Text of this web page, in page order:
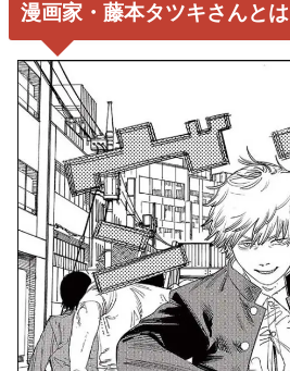
漫画家・藤本タツキさんとは